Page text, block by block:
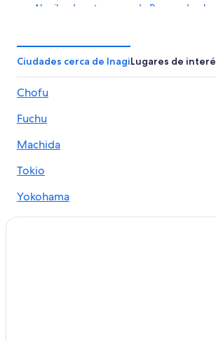
Alquiler de autos cerca de Parque de
Ciudades cerca de InagiLugares de
Chofu
Fuchu
Machida
Tokio
Yokohama
Tama